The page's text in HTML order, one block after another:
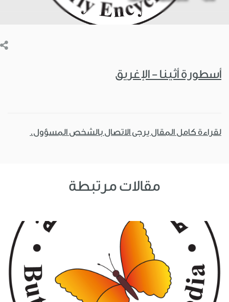
أسطورة أثينا - الإغريق
لقراءة كامل المقال يرجى الاتصال بالشخص المسؤول.
مقالات مرتبطة